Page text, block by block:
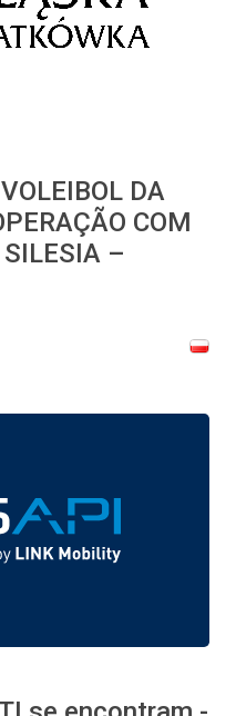
DA
COM
–